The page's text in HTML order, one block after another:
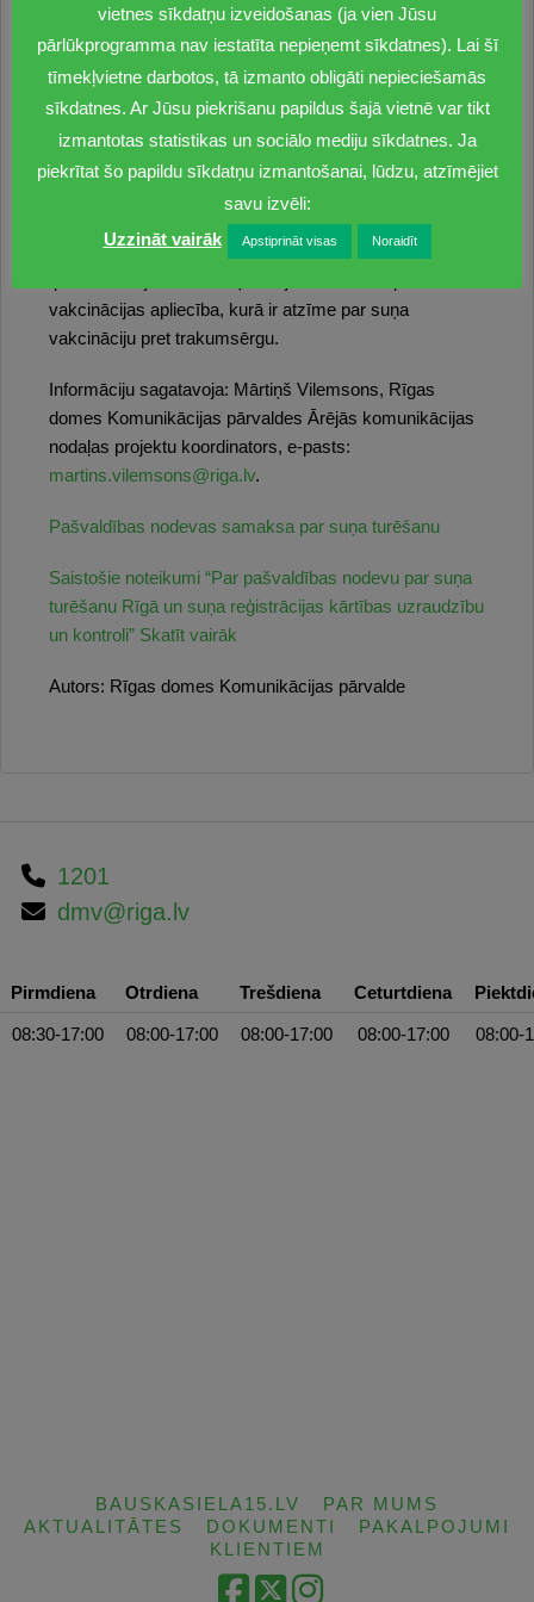
Informāciju par veterinārajām klīnikām, kurās var
saņemt suņa turēšanas nodevas žetonu, persona var
atrastRīgas domes Mājokļu un vides departamenta
mājas lapā.
Suņa īpašniekam jāuzrāda kvīts par suņa turēšanas
nodevas samaksu vai dokuments, kas apliecina, ka
persona ir ar 1. vai 2. grupas invaliditāti, ka persona ir ar
3. grupas redzes vai dzirdes invaliditāti. Suņa
vakcinācijas apliecība, kurā ir atzīme par suņa
vakcināciju pret trakumsērgu.
Informāciju sagatavoja: Mārtiņš Vilemsons, Rīgas
domes Komunikācijas pārvaldes Ārējās komunikācijas
nodaļas projektu koordinators, e-pasts:
martins.vilemsons@riga.lv.
Pašvaldības nodevas samaksa par suņa turēšanu
Saistošie noteikumi “Par pašvaldības nodevu par suņa
turēšanu Rīgā un suņa reģistrācijas kārtības uzraudzību
un kontroli” Skatīt vairāk
Autors: Rīgas domes Komunikācijas pārvalde
1201
dmv@riga.lv
Pirmdiena Otrdiena Trešdiena Ceturtdiena
08:30-17:00 08:00-17:00 08:00-17:00 08:00-17:00 08:00-
BAUSKASIELA15.LV
PAR MUMS
AKTUALITĀTES
DOKUMENTI
PAKALPOJUMI
KLIENTIEM
Facebook
X Instagram
vietnes sīkdatņu izveidošanas (ja vien Jūsu
pārlūkprogramma nav iestatīta nepieņemt sīkdatnes). Lai šī
tīmekļvietne darbotos, tā izmanto obligāti nepieciešamās
sīkdatnes. Ar Jūsu piekrišanu papildus šajā vietnē var tikt
izmantotas statistikas un sociālo mediju sīkdatnes. Ja
piekrītat šo papildu sīkdatņu izmantošanai, lūdzu, atzīmējiet
savu izvēli:
Uzzināt vairāk
Apstiprināt visas Noraidīt